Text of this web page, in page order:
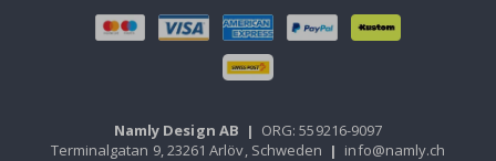
Namly Design AB | ORG: 559216-9097
Terminalgatan 9, 23261 Arlöv, Schweden | info@namly.ch